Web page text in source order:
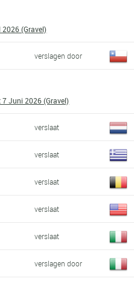
(Gravel)
verslagen door
7 Juni 2026 (Gravel)
verslaat
verslaat
verslaat
verslaat
verslaat
verslagen door